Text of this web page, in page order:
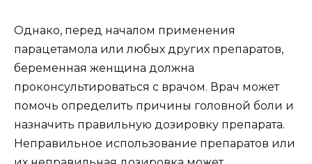
Однако, перед началом применения
парацетамола или любых других препаратов,
беременная женщина должна
проконсультироваться с врачом. Врач может
помочь определить причины головной боли и
назначить правильную дозировку препарата.
Неправильное использование препаратов или